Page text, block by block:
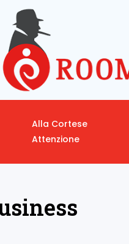
Alla Cortese
Attenzione